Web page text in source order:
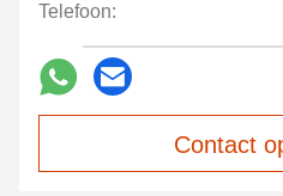
Telefoon:
Contact